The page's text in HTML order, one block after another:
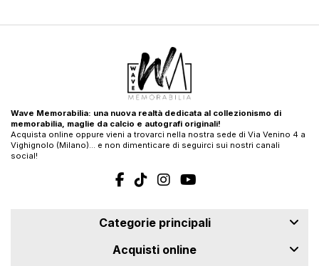
Wave Memorabilia: una nuova realtà dedicata al collezionismo di
memorabilia, maglie da calcio e autografi originali!
Acquista online oppure vieni a trovarci nella nostra sede di Via Venino 4 a
Vighignolo (Milano)… e non dimenticare di seguirci sui nostri canali
social!
Categorie principali
Acquisti online